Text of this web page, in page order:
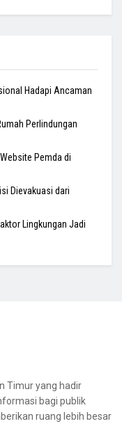
Hadapi Ancaman
Perlindungan
Pemda di
Dievakuasi dari
Lingkungan Jadi
Timur yang hadir
bagi publik
ruang lebih besar